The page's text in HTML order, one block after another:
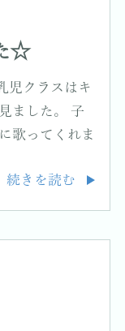
☆
児クラスはキ
ました。 子
歌ってくれま
続きを読む